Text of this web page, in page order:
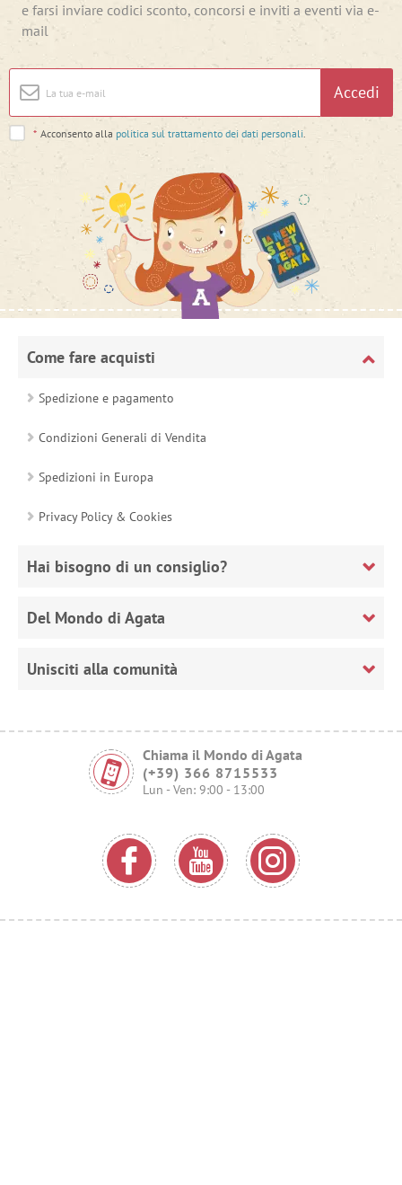
e farsi inviare codici sconto, concorsi e inviti a eventi via e-
mail
Accedi
* Acconsento alla politica sul trattamento dei dati personali.
Come fare acquisti
Spedizione e pagamento
Condizioni Generali di Vendita
Spedizioni in Europa
Privacy Policy & Cookies
Hai bisogno di un consiglio?
Del Mondo di Agata
Unisciti alla comunità
Chiama il Mondo di Agata
(+39) 366 8715533
Lun - Ven: 9:00 - 13:00